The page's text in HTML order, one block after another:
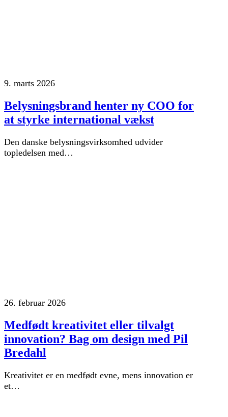
9. marts 2026
Belysningsbrand henter ny COO for
at styrke international vækst
Den danske belysningsvirksomhed udvider
topledelsen med…
26. februar 2026
Medfødt kreativitet eller tilvalgt
innovation? Bag om design med Pil
Bredahl
Kreativitet er en medfødt evne, mens innovation er
et…